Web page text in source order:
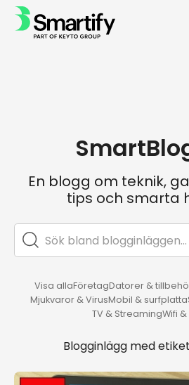
En blogg om teknik,
tips och smarta
Visa allaFöretagDatorer &
Mjukvaror & VirusMobil & surfplatta
TV & StreamingWifi
Blogginlägg med